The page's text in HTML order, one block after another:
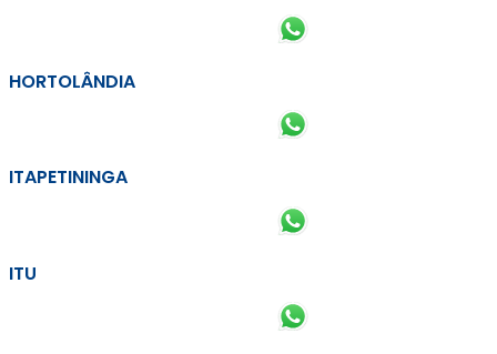
HORTOLÂNDIA
ITAPETININGA
ITU